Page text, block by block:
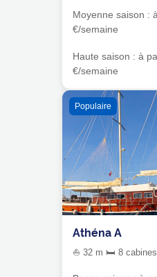
Moyenne saison :
€/semaine
Haute saison : à
€/semaine
Populaire
Athéna A
⛵ 32 m 🛏 8